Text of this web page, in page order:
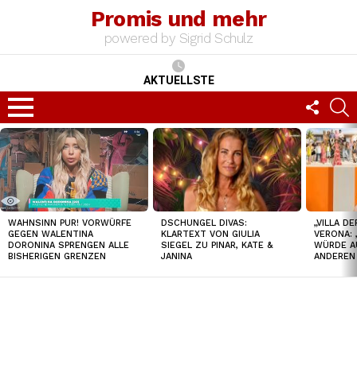
Promis und mehr
powered by Sigrid Schulz
AKTUELLSTE
Menu
US
TOP
NEWS
WAHNSINN PUR! VORWÜRFE
GEGEN WALENTINA
DORONINA SPRENGEN ALLE
BISHERIGEN GRENZEN
DSCHUNGEL DIVAS:
KLARTEXT VON GIULIA
SIEGEL ZU PINAR, KATE &
JANINA
„VILLA
VERONA:
WÜRDE